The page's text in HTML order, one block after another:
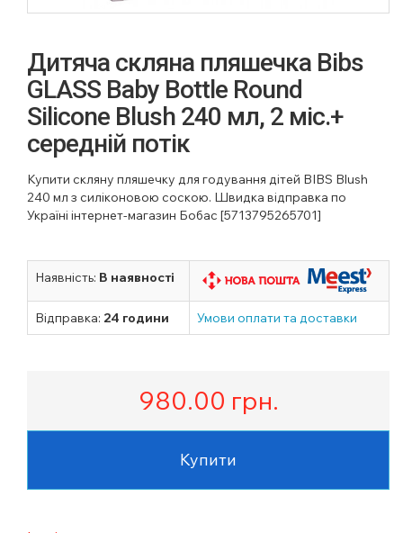
Дитяча скляна пляшечка Bibs
GLASS Baby Bottle Round
Silicone Blush 240 мл, 2 міс.+
середній потік
Купити скляну пляшечку для годування дітей BIBS Blush
240 мл з силіконовою соскою. Швидка відправка по
Україні інтернет-магазин Бобас [5713795265701]
Наявність: В наявності
Відправка: 24 години Умови оплати та доставки
980.00 грн.
Купити